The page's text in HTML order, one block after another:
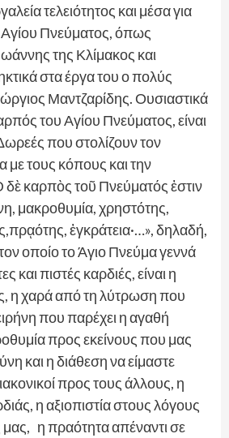
τελειότητος και μέσα για
Πνεύματος, όπως
της Κλίμακος και
στα έργα του ο πολύς
Μαντζαρίδης. Ουσιαστικά
του Αγίου Πνεύματος, είναι
που στολίζουν τον
τους κόπους και την
καρπὸς τοῦ Πνεύματός ἐστιν
μακροθυμία, χρηστότης,
ἐγκράτεια·…», δηλαδή,
οποίο το Άγιο Πνεύμα γεννά
και πιστές καρδιές, είναι η
η χαρά από τη λύτρωση που
που παρέχει η αγαθή
προς εκείνους που μας
και η διάθεση να είμαστε
προς τους άλλους, η
η αξιοπιστία στους λόγους
μας, η πραότητα απέναντι σε